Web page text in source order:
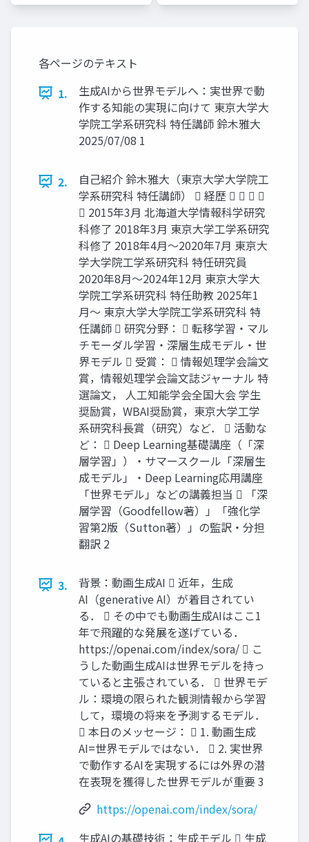
各ページのテキスト
1.
生成AIから世界モデルへ：実世界で動
作する知能の実現に向けて 東京大学大
学院工学系研究科 特任講師 鈴木雅大
2025/07/08 1
2.
自己紹介 鈴木雅大（東京大学大学院工
学系研究科 特任講師）  経歴    
 2015年3月 北海道大学情報科学研究
科修了 2018年3月 東京大学工学系研究
科修了 2018年4月〜2020年7月 東京大
学大学院工学系研究科 特任研究員
2020年8月〜2024年12月 東京大学大
学院工学系研究科 特任助教 2025年1
月〜 東京大学大学院工学系研究科 特
任講師  研究分野：  転移学習・マル
チモーダル学習・深層生成モデル・世
界モデル  受賞：  情報処理学会論文
賞，情報処理学会論文誌ジャーナル 特
選論文， 人工知能学会全国大会 学生
奨励賞，WBAI奨励賞，東京大学工学
系研究科長賞（研究）など．  活動な
ど：  Deep Learning基礎講座（「深
層学習」）・サマースクール「深層生
成モデル」・Deep Learning応用講座
「世界モデル」などの講義担当  「深
層学習（Goodfellow著）」「強化学
習第2版（Sutton著）」の監訳・分担
翻訳 2
3.
背景：動画生成AI  近年，生成
AI（generative AI）が着目されてい
る．  その中でも動画生成AIはここ1
年で飛躍的な発展を遂げている．
https://openai.com/index/sora/  こ
うした動画生成AIは世界モデルを持っ
ていると主張されている．  世界モデ
ル：環境の限られた観測情報から学習
して，環境の将来を予測するモデル．
 本日のメッセージ：  1. 動画生成
AI=世界モデルではない．  2. 実世界
で動作するAIを実現するには外界の潜
在表現を獲得した世界モデルが重要 3
https://openai.com/index/sora/
生成AIの基礎技術：生成モデル  生成